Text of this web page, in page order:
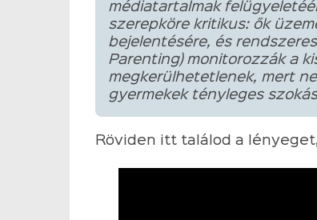
médiatartalmak
szerepköre kritikus: ők
bejelentésére, és
Parenting) monitorozzák a
megkerülhetetlenek, mert
gyermekek tényleges
Röviden itt találod a